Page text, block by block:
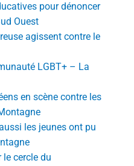
pour dénoncer
Ouest
agissent contre le
LGBT+ – La
en scène contre les
les jeunes ont pu
cercle du